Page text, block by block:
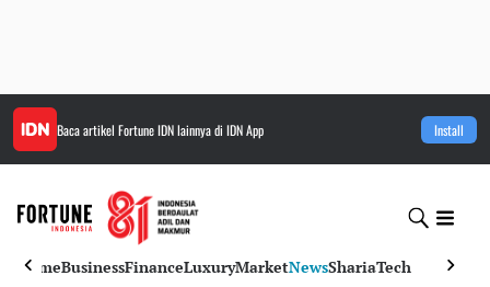
Baca artikel Fortune IDNlainnya di IDN App Install
HomeBusinessFinanceLuxuryMarketNewsShariaTech